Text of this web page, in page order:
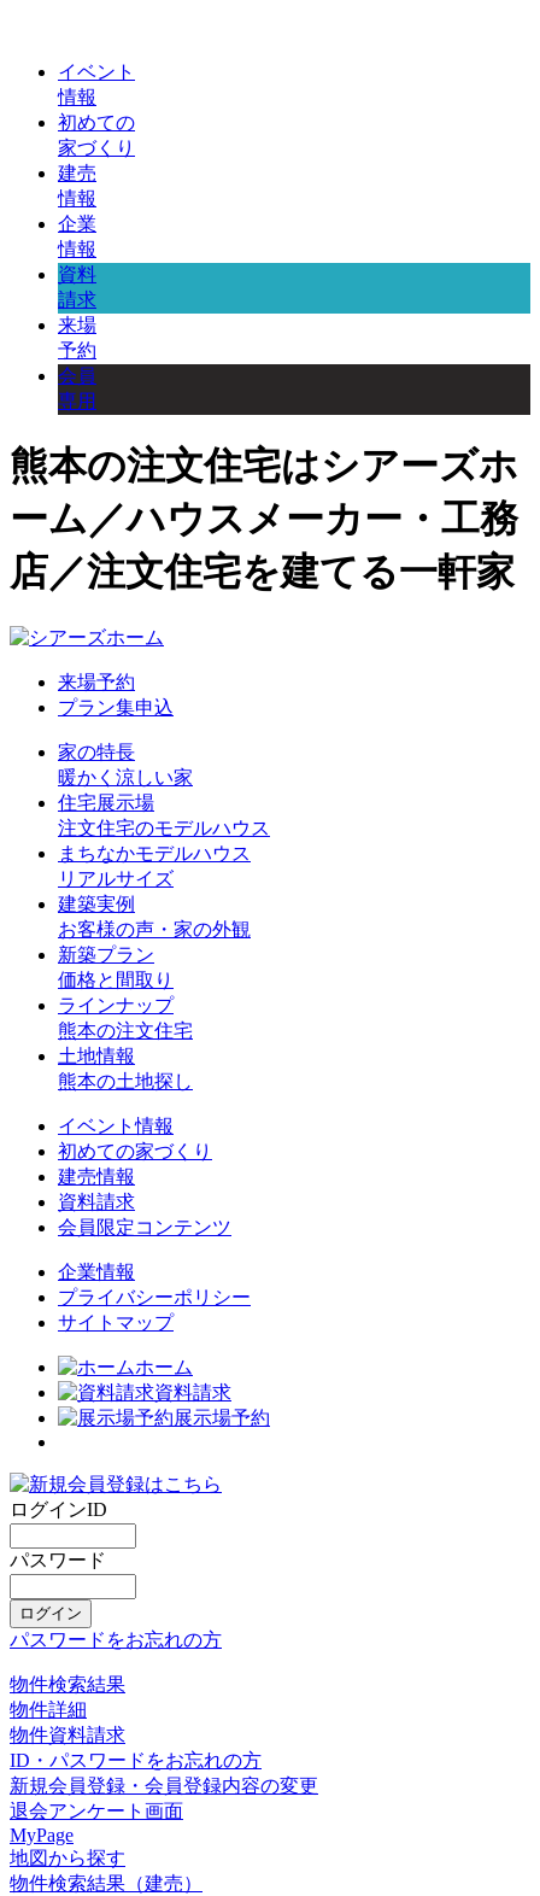
イベント
情報
初めての
家づくり
建売
情報
企業
情報
資料
請求
来場
予約
会員
専用
熊本の注文住宅はシアーズホ
ーム／ハウスメーカー・工務
店／注文住宅を建てる一軒家
来場予約
プラン集申込
家の特長
暖かく涼しい家
住宅展示場
注文住宅のモデルハウス
まちなかモデルハウス
リアルサイズ
建築実例
お客様の声・家の外観
新築プラン
価格と間取り
ラインナップ
熊本の注文住宅
土地情報
熊本の土地探し
イベント情報
初めての家づくり
建売情報
資料請求
会員限定コンテンツ
企業情報
プライバシーポリシー
サイトマップ
ホーム
資料請求
展示場予約
ログインID
パスワード
パスワードをお忘れの方
物件検索結果
物件詳細
物件資料請求
ID・パスワードをお忘れの方
新規会員登録・会員登録内容の変更
退会アンケート画面
MyPage
地図から探す
物件検索結果（建売）